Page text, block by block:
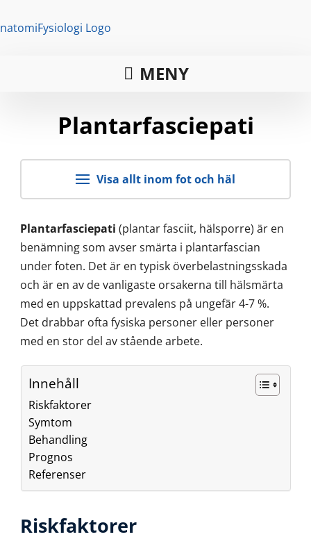
MENY
Plantarfasciepati
Visa allt inom fot och häl
Plantarfasciepati (plantar fasciit, hälsporre) är en
benämning som avser smärta i plantarfascian
under foten. Det är en typisk överbelastningsskada
och är en av de vanligaste orsakerna till hälsmärta
med en uppskattad prevalens på ungefär 4-7 %.
Det drabbar ofta fysiska personer eller personer
med en stor del av stående arbete.
Innehåll
Riskfaktorer
Symtom
Behandling
Prognos
Referenser
Riskfaktorer